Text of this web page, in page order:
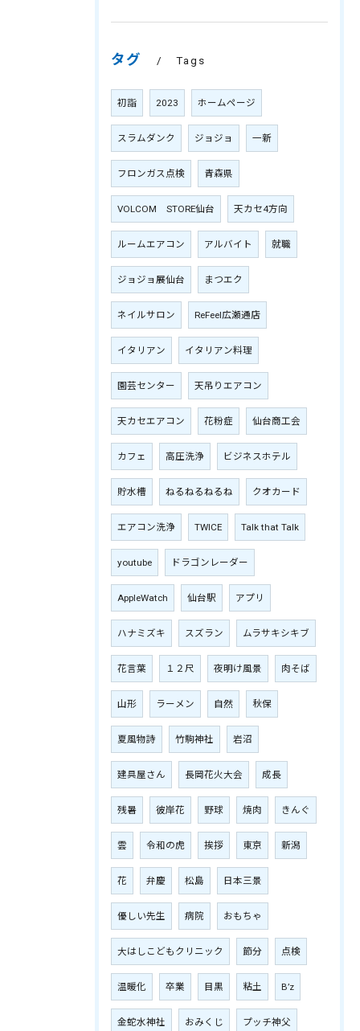
タグ Tags
初詣 2023 ホームページ
スラムダンク ジョジョ 一新
フロンガス点検 青森県
VOLCOM STORE仙台 天カセ4方向
ルームエアコン アルバイト 就職
ジョジョ展仙台 まつエク
ネイルサロン ReFeel広瀬通店
イタリアン イタリアン料理
園芸センター 天吊りエアコン
天カセエアコン 花粉症 仙台商工会
カフェ 高圧洗浄 ビジネスホテル
貯水槽 ねるねるねるね クオカード
エアコン洗浄 TWICE Talk that Talk
youtube ドラゴンレーダー
AppleWatch 仙台駅 アプリ
ハナミズキ スズラン ムラサキシキブ
花言葉 １２尺 夜明け風景 肉そば
山形 ラーメン 自然 秋保
夏風物詩 竹駒神社 岩沼
建具屋さん 長岡花火大会 成長
残暑 彼岸花 野球 焼肉 きんぐ
雲 令和の虎 挨拶 東京 新潟
花 弁慶 松島 日本三景
優しい先生 病院 おもちゃ
大はしこどもクリニック 節分 点検
温暖化 卒業 目黒 粘土 B’z
金蛇水神社 おみくじ プッチ神父